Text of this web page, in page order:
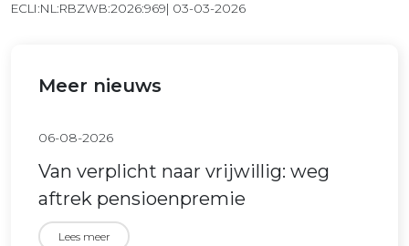
ECLI:NL:RBZWB:2026:969| 03-03-2026
Meer nieuws
06-08-2026
Van verplicht naar vrijwillig: weg
aftrek pensioenpremie
Lees meer